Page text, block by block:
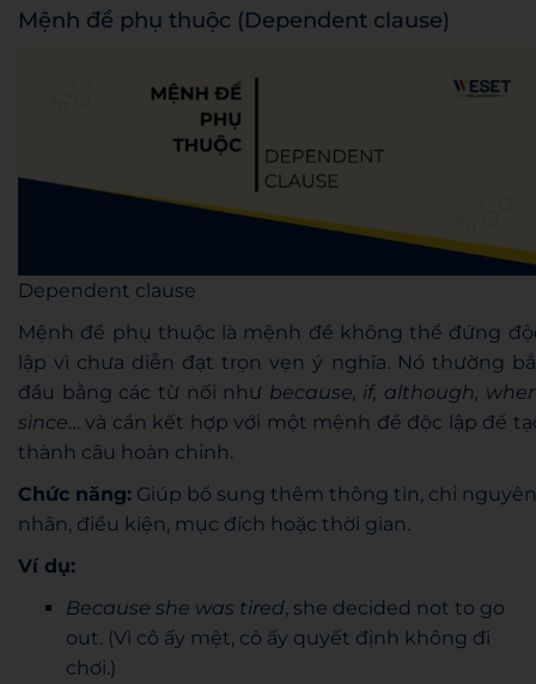
Mệnh đề phụ thuộc (Dependent clause)
Dependent clause
Mệnh đề phụ thuộc là mệnh đề không thể đứng
lập vì chưa diễn đạt trọn vẹn ý nghĩa. Nó thường
đầu bằng các từ nối như because, if, although,
since… và cần kết hợp với một mệnh đề độc lập để
thành câu hoàn chỉnh.
Chức năng: Giúp bổ sung thêm thông tin, chỉ nguyên
nhân, điều kiện, mục đích hoặc thời gian.
Ví dụ:
Because she was tired, she decided not to go
out. (Vì cô ấy mệt, cô ấy quyết định không đi
chơi.)